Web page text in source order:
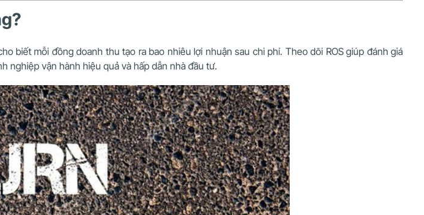
biết mỗi đồng doanh thu tạo ra bao nhiêu lợi nhuận sau chi phí. Theo dõi ROS giúp đánh giá
nghiệp vận hành hiệu quả và hấp dẫn nhà đầu tư.